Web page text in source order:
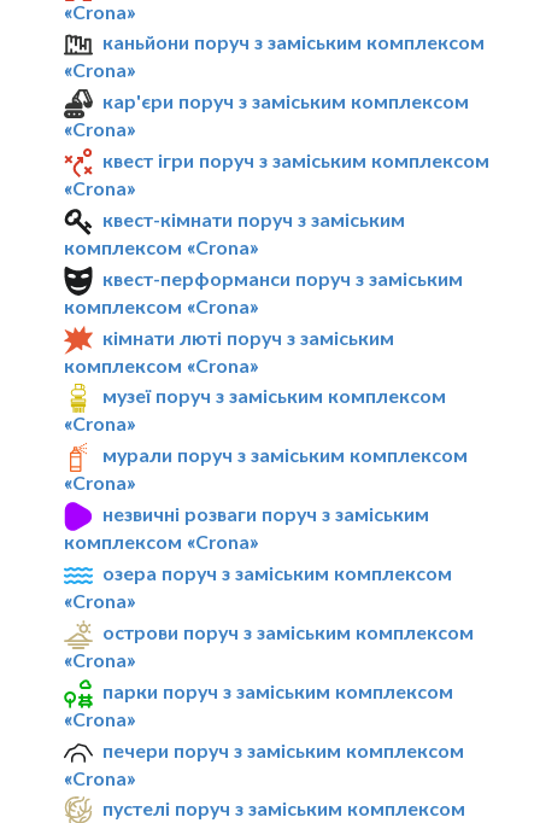
«Crona»
каньйони поруч з заміським комплексом
«Crona»
кар'єри поруч з заміським комплексом
«Crona»
квест ігри поруч з заміським комплексом
«Crona»
квест-кімнати поруч з заміським
комплексом «Crona»
квест-перформанси поруч з заміським
комплексом «Crona»
кімнати люті поруч з заміським
комплексом «Crona»
музеї поруч з заміським комплексом
«Crona»
мурали поруч з заміським комплексом
«Crona»
незвичні розваги поруч з заміським
комплексом «Crona»
озера поруч з заміським комплексом
«Crona»
острови поруч з заміським комплексом
«Crona»
парки поруч з заміським комплексом
«Crona»
печери поруч з заміським комплексом
«Crona»
пустелі поруч з заміським комплексом